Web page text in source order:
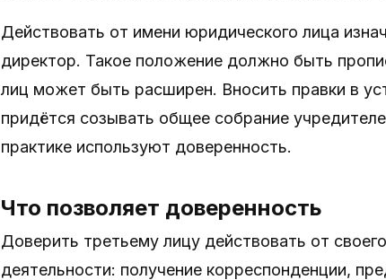
Действовать от имени юридического лица
директор. Такое положение должно быть
лиц может быть расширен. Вносить правки в
придётся созывать общее собрание
практике используют доверенность.
Что позволяет доверенность
Доверить третьему лицу действовать от
деятельности: получение корреспонденции,